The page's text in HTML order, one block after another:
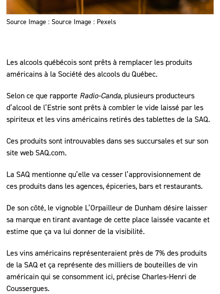
Source Image : Source Image : Pexels
Les alcools québécois sont prêts à remplacer les produits
américains à la Société des alcools du Québec.
Selon ce que rapporte Radio-Canda, plusieurs producteurs
d’alcool de l’Estrie sont prêts à combler le vide laissé par les
spiriteux et les vins américains retirés des tablettes de la SAQ.
Ces produits sont introuvables dans ses succursales et sur son
site web SAQ.com.
La SAQ mentionne qu’elle va cesser l’approvisionnement de
ces produits dans les agences, épiceries, bars et restaurants.
De son côté, le vignoble L’Orpailleur de Dunham désire laisser
sa marque en tirant avantage de cette place laissée vacante et
estime que ça va lui donner de la visibilité.
Les vins américains représenteraient près de 7% des produits
de la SAQ et ça représente des milliers de bouteilles de vin
américain qui se consomment ici, précise Charles-Henri de
Coussergues.